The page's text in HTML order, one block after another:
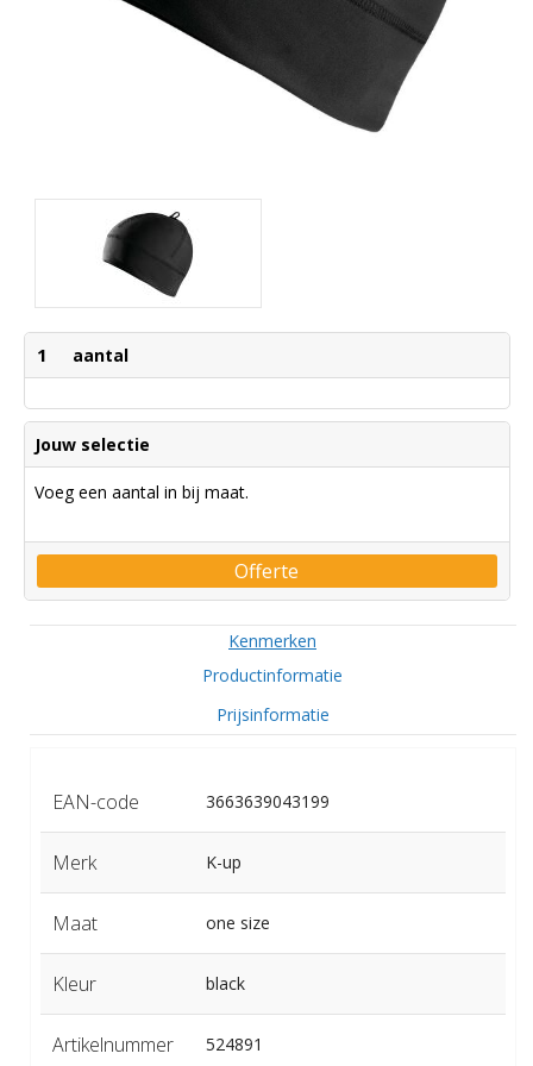
1 aantal
Jouw selectie
Voeg een aantal in bij maat.
Offerte
Kenmerken
Productinformatie
Prijsinformatie
EAN-code 3663639043199
Merk K-up
Maat one size
Kleur black
Artikelnummer 524891